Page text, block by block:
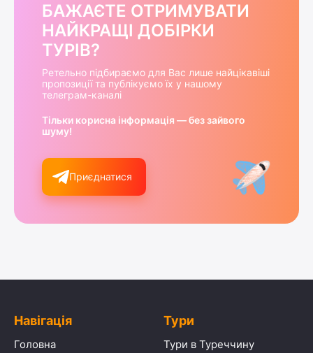
БАЖАЄТЕ ОТРИМУВАТИ
НАЙКРАЩІ ДОБІРКИ
ТУРІВ?
Ретельно підбираємо для Вас лише найцікавіші
пропозиції та публікуємо їх у нашому
телеграм-каналі
Тільки корисна інформація — без зайвого
шуму!
Приєднатися
Навігація
Головна
Тури
Тури в Туреччину